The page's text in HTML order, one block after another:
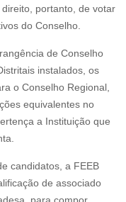
portanto, de votar
do Conselho.
de Conselho
instalados, os
o Conselho Regional,
equivalentes no
a Instituição que
candidatos, a FEEB
de associado